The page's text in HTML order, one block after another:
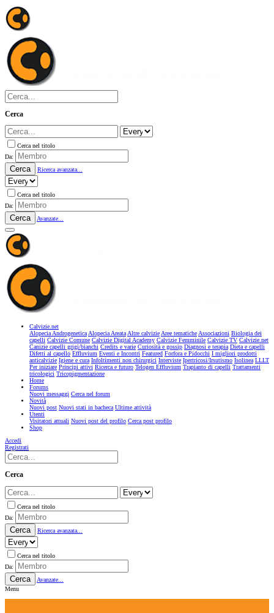
Cerca
Cerca nel titolo
Da:
Cerca Ricerca avanzata...
Cerca nel titolo
Da:
Cerca Avanzate...
Calvizie.net
Alopecia AndrogeneticaAlopecia AreataAltre calvizieAree tematicheAssociazioni Biologia dei
capelli Calvizie Comune Calvizie Digital Academy Calvizie Femminile Calvizie TV Calvizie.net
Canizie capelli grigi/bianchi Credits e varie Curiosità e gossip Diagnosi e terapia Dieta e capelli
Difetti al capello Effluvium Eventi e Incontri Featured Forfora e Pidocchi I migliori prodotti
anticalvizie Igiene e cura Infoltimenti non chirurgici Interviste Ipertricosi/Irsutismo Isolinea LLLT
Per iniziare Principi attivi Ricerca e futuro Telogen Effluvium Trapianto di capelli Trattamenti
tricologici Tricopigmentazione
Home
Forums
Nuovi messaggi Cerca nel forum
Novità
Nuovi post Nuovi stati in bacheca Ultime attività
Utenti
Visitatori attuali Nuovi post del profilo Cerca post profilo
Shop
Accedi
Registrati
Cerca
Cerca nel titolo
Da:
Cerca Ricerca avanzata...
Cerca nel titolo
Da:
Cerca
Avanzate...
Menu